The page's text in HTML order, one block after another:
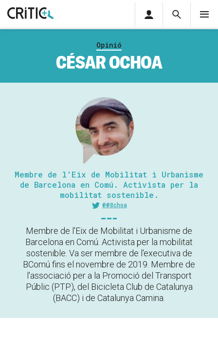
Cerca
Cerca
privada
Opinió
CÉSAR OCHOA
Membre de l'Eix de Mobilitat i Urbanisme
de Barcelona en Comú. Activista per la
mobilitat sostenible.
@@8choa
Membre de l'Eix de Mobilitat i Urbanisme de
Barcelona en Comú. Activista per la mobilitat
sostenible. Va ser membre de l'executiva de
BComú fins el novembre de 2019. Membre de
l'associació per a la Promoció del Transport
Públic (PTP), del Bicicleta Club de Catalunya
(BACC) i de Catalunya Camina.